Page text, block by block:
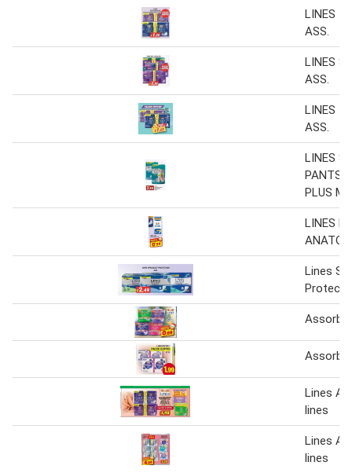
LINES
ASS.
LINES
ASS.
LINES
ASS.
LINES
PANTS
PLUS
LINES
Lines
Lines
lines
Lines
lines